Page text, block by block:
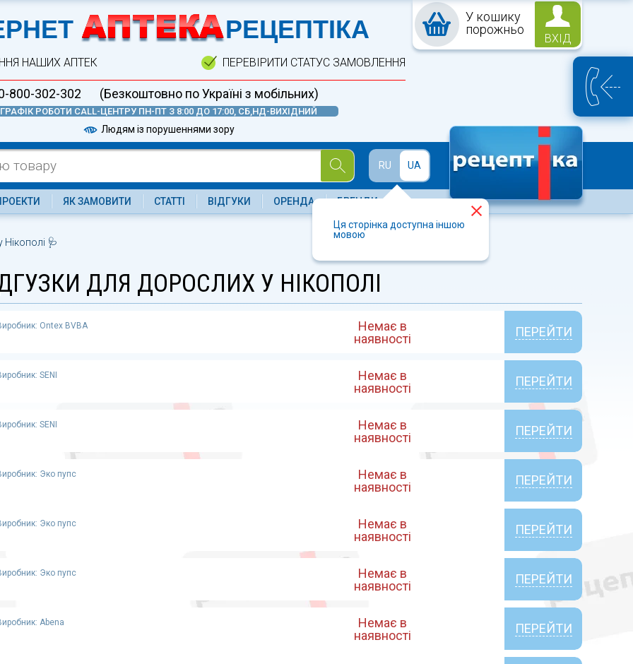
У кошику
порожньо
ВХІД
АПТЕКА
РЕЦЕПТІКА
НАШИХ АПТЕК ПЕРЕВІРИТИ СТАТУС ЗАМОВЛЕННЯ
800-302-302 (Безкоштовно по Україні з мобільних)
ГРАФІК РОБОТИ CALL-ЦЕНТРУ ПН-ПТ З 8:00 ДО 17:00, СБ,НД-ВИХІДНИЙ
Людям із порушеннями зору
RU UA
Ця сторінка доступна іншою
мовою
ЯК ЗАМОВИТИ СТАТТІ ВІДГУКИ ОРЕНДА БРЕНДИ
Нікополі 🩺
ДЛЯ ДОРОСЛИХ У НІКОПОЛІ
Ontex BVBA
Немає в
наявності
ПЕРЕЙТИ
SENI
Немає в
наявності
ПЕРЕЙТИ
SENI
Немає в
наявності
ПЕРЕЙТИ
Эко пупс
Немає в
наявності
ПЕРЕЙТИ
Эко пупс
Немає в
наявності
ПЕРЕЙТИ
Эко пупс
Немає в
наявності
ПЕРЕЙТИ
Abena
Немає в
наявності
ПЕРЕЙТИ